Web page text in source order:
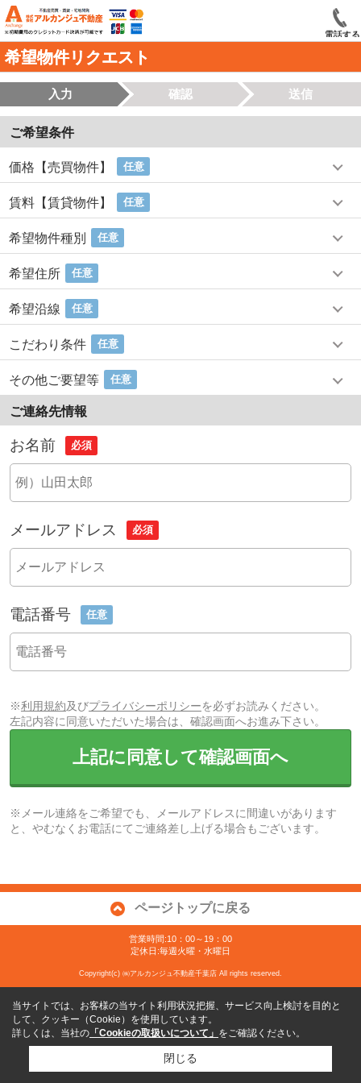
電話する
希望物件リクエスト
入力 確認 送信
ご希望条件
価格【売買物件】 任意
賃料【賃貸物件】 任意
希望物件種別 任意
希望住所 任意
希望沿線 任意
こだわり条件 任意
その他ご要望等 任意
ご連絡先情報
お名前 必須
メールアドレス 必須
電話番号 任意
※利用規約及びプライバシーポリシーを必ずお読みください。
左記内容に同意いただいた場合は、確認画面へお進み下さい。
上記に同意して確認画面へ
※メール連絡をご希望でも、メールアドレスに間違いがあります
と、やむなくお電話にてご連絡差し上げる場合もございます。
ページトップに戻る
営業時間:10：00～19：00
定休日:毎週火曜・水曜日
Copyright(c) ㈱アルカンジュ不動産千葉店 All rights reserved.
当サイトでは、お客様の当サイト利用状況把握、サービス向上検討を目的と
して、クッキー（Cookie）を使用しています。
詳しくは、当社の 「Cookieの取扱いについて」 をご確認ください。
閉じる